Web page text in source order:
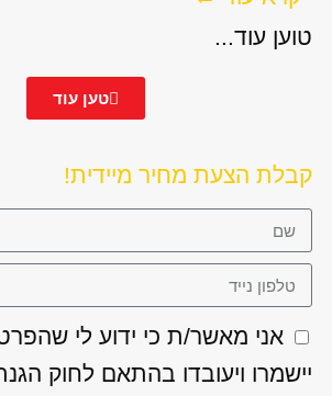
טוען עוד...
טען עוד
קבלת הצעת מחיר מיידית!
אני מאשר/ת כי ידוע לי
יישמרו ויעובדו בהתאם לחוק